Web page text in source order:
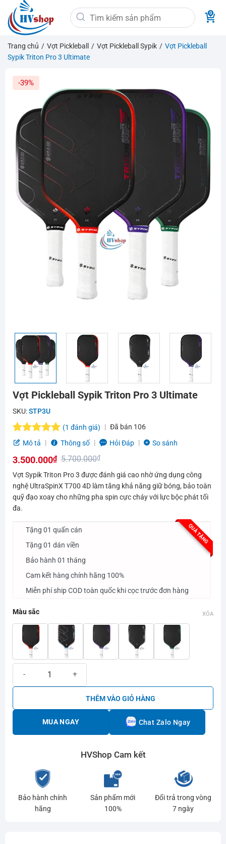
qua
nội
dung
Tìm
kiếm:
Trang chủ / Vợt Pickleball / Vợt Pickleball Sypik / Vợt Pickleball
Sypik Triton Pro 3 Ultimate
-39%
Vợt Pickleball Sypik Triton Pro 3 Ultimate
SKU:STP3U
5.0trên 5
1
đánh giá
(1 đánh giá) Đã bán 106
Mô tả
Thông số Hỏi Đáp So sánh
5.700.000₫
Giá
gốc
là:
5.700.000₫.
3.500.000₫
Giá
hiện
tại
là:
3.500.000₫.
Vợt Sypik Triton Pro 3 được đánh giá cao nhờ ứng dụng công
nghệ UltraSpinX T700 4D làm tăng khả năng giữ bóng, bảo toàn
quỹ đạo xoay cho những pha spin cực cháy với lực bộc phát tối
đa.
QUÀ TẶNG
Tặng 01 quấn cán
Tặng 01 dán viền
Bảo hành 01 tháng
Cam kết hàng chính hãng 100%
Miễn phí ship COD toàn quốc khi cọc trước đơn hàng
Màu sắc XÓA
THÊM VÀO GIỎ HÀNG
MUA NGAY Chat Zalo Ngay
HVShop Cam kết
Bảo hành chính
hãng
Sản phẩm mới
100%
Đổi trả trong vòng
7 ngày